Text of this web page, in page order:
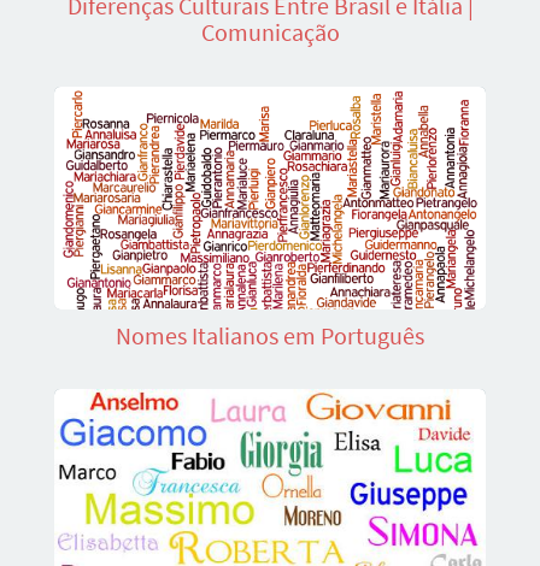
Comunicação
Nomes Italianos em Português